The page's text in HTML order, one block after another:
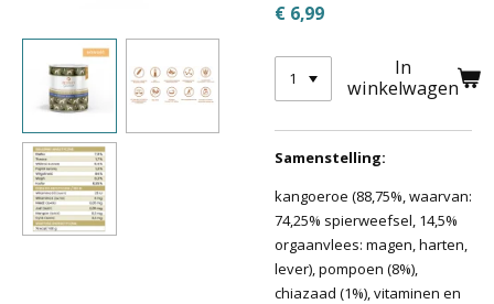
€ 6,99
In
winkelwagen
Samenstelling:
kangoeroe (88,75%, waarvan:
74,25% spierweefsel, 14,5%
orgaanvlees: magen, harten,
lever), pompoen (8%),
chiazaad (1%), vitaminen en